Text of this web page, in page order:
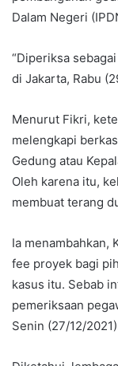
Dalam Negeri
“Diperiksa
di Jakarta, Rabu
Menurut Fikri,
melengkapi
Gedung atau
Oleh karena itu,
membuat terang
Ia menambahkan,
fee proyek bagi
kasus itu. Sebab
pemeriksaan
Senin (27/12/